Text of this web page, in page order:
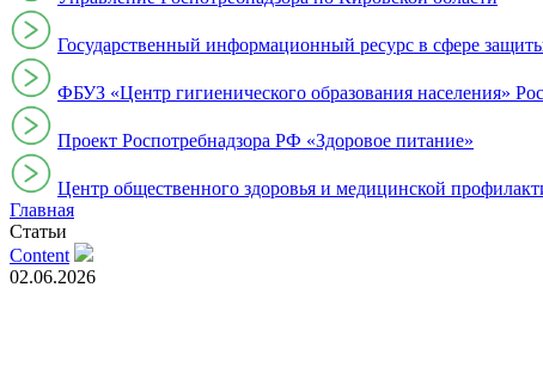
Государственный информационный ресурс в сфере
ФБУЗ «Центр гигиенического образования населения»
Проект Роспотребнадзора РФ «Здоровое питание»
Центр общественного здоровья и медицинской
Главная
Статьи
Content
02.06.2026